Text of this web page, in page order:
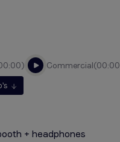
commercial 00:00
+ headphones